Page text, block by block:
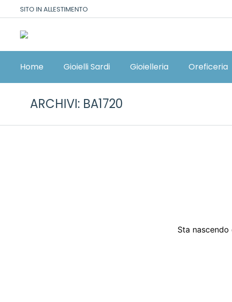
SITO IN ALLESTIMENTO
Home Gioielli Sardi Gioielleria Oreficeria
ARCHIVI: BA1720
Sta